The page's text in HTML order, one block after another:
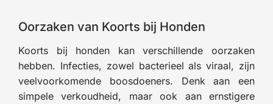
Oorzaken van Koorts bij Honden
Koorts bij honden kan verschillende oorzaken
hebben. Infecties, zowel bacterieel als viraal, zijn
veelvoorkomende boosdoeners. Denk aan een
simpele verkoudheid, maar ook aan ernstigere